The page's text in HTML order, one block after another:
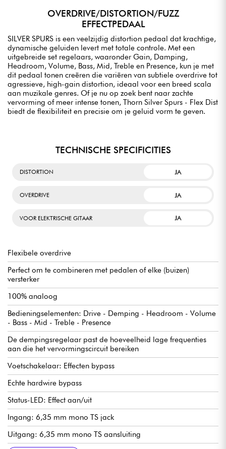
OVERDRIVE/DISTORTION/FUZZ
EFFECTPEDAAL
SILVER SPURS is een veelzijdig distortion pedaal dat krachtige,
dynamische geluiden levert met totale controle. Met een
uitgebreide set regelaars, waaronder Gain, Damping,
Headroom, Volume, Bass, Mid, Treble en Presence, kun je met
dit pedaal tonen creëren die variëren van subtiele overdrive tot
agressieve, high-gain distortion, ideaal voor een breed scala
aan muzikale genres. Of je nu op zoek bent naar zachte
vervorming of meer intense tonen, Thorn Silver Spurs - Flex Dist
biedt de flexibiliteit en precisie om je geluid vorm te geven.
TECHNISCHE SPECIFICITIES
DISTORTION JA
OVERDRIVE JA
VOOR ELEKTRISCHE GITAAR JA
Flexibele overdrive
Perfect om te combineren met pedalen of elke (buizen)
versterker
100% analoog
Bedieningselementen: Drive - Demping - Headroom - Volume
- Bass - Mid - Treble - Presence
De dempingsregelaar past de hoeveelheid lage frequenties
aan die het vervormingscircuit bereiken
Voetschakelaar: Effecten bypass
Echte hardwire bypass
Status-LED: Effect aan/uit
Ingang: 6,35 mm mono TS jack
Uitgang: 6,35 mm mono TS aansluiting